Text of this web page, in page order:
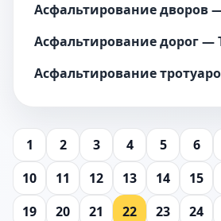
Асфальтирование дворов
Асфальтирование дорог —
Асфальтирование
1 2 3 4 5 6
10
11 12 13 14 15
19
20 21 22 23 24